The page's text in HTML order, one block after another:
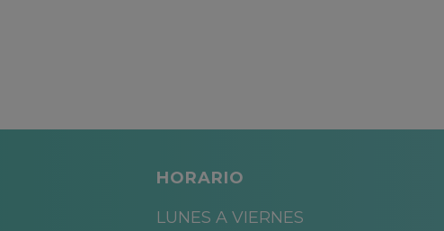
HORARIO
LUNES A VIERNES